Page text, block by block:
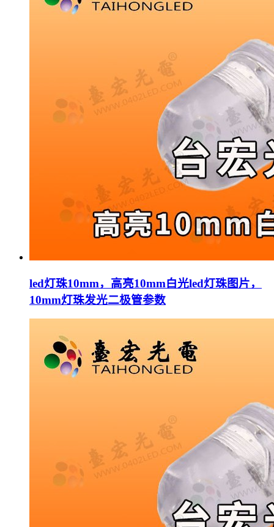
led灯珠10mm，高亮10mm白光led灯珠图片，
10mm灯珠发光二极管参数